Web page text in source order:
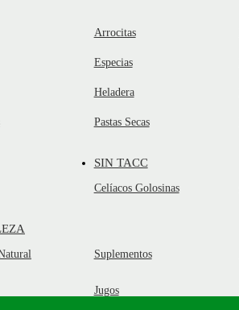
Arrocitas
Especias
Heladera
Pastas Secas
SIN TACC
Celíacos Golosinas
Suplementos
Jugos